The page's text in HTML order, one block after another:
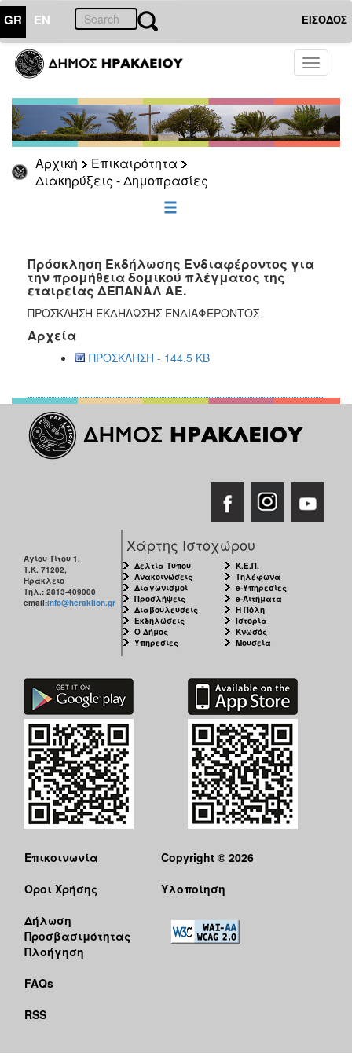
GR EN ΕΙΣΟΔΟΣ
Toggle
Αρχική
Επικαιρότητα
Διακηρύξεις - Δημοπρασίες
ΕΠΙΚΑΙΡΟΤΗΤΑ
-
Δημοπρασίες
Αρχείο
ΕΠΙΣΚΕΠΤΗΣ
ΗΡΑΚΛΕΙΟ
Πρόσκληση Εκδήλωσης Ενδιαφέροντος για
την προμήθεια δομικού πλέγματος της
εταιρείας ΔΕΠΑΝΑΛ ΑΕ.
ΠΡΟΣΚΛΗΣΗ ΕΚΔΗΛΩΣΗΣ ΕΝΔΙΑΦΕΡΟΝΤΟΣ
Αρχεία
ΠΡΟΣΚΛΗΣΗ - 144.5 KB
Αγίου Τίτου 1,
Τ.Κ. 71202,
Ηράκλειο
Τηλ.: 2813-409000
email:info@heraklion.gr
Χάρτης Ιστοχώρου
Δελτία Τύπου
Ανακοινώσεις
Διαγωνισμοί
Προσλήψεις
Διαβουλεύσεις
Εκδηλώσεις
Ο Δήμος
Υπηρεσίες
Κ.Ε.Π.
Τηλέφωνα
e-Υπηρεσίες
e-Αιτήματα
Η Πόλη
Ιστορία
Κνωσός
Μουσεία
Επικοινωνία
Όροι Χρήσης
Δήλωση
Προσβασιμότητας
Πλοήγηση
FAQs
RSS
Copyright © 2026
Υλοποίηση